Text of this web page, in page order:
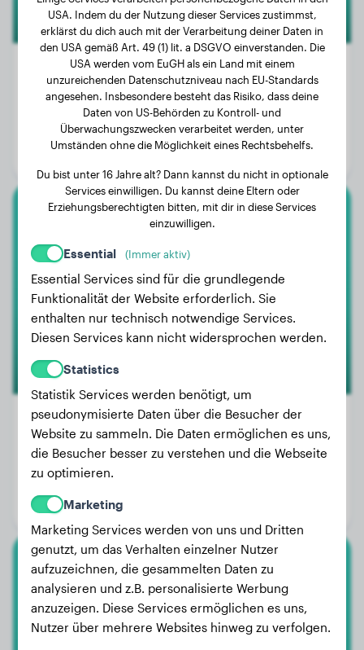
Gewicht:
Alter:
1 Jahr, 8 Monate
Cavalier King Charles Spaniel
LOONA
Gewicht:
4 kg
Alter:
Geschlecht:
American Bully
Zamba
USA. Indem du der Nutzung dieser Services zustimmst,
erklärst du dich auch mit der Verarbeitung deiner Daten in
den USA gemäß Art. 49 (1) lit. a DSGVO einverstanden. Die
USA werden vom EuGH als ein Land mit einem
unzureichenden Datenschutzniveau nach EU-Standards
angesehen. Insbesondere besteht das Risiko, dass deine
Daten von US-Behörden zu Kontroll- und
Überwachungszwecken verarbeitet werden, unter
Umständen ohne die Möglichkeit eines Rechtsbehelfs.
Du bist unter 16 Jahre alt? Dann kannst du nicht in optionale
Services einwilligen. Du kannst deine Eltern oder
Erziehungsberechtigten bitten, mit dir in diese Services
einzuwilligen.
Essential (Immer aktiv)
Essential Services sind für die grundlegende
Funktionalität der Website erforderlich. Sie
enthalten nur technisch notwendige Services.
Diesen Services kann nicht widersprochen werden.
Statistics
Statistik Services werden benötigt, um
pseudonymisierte Daten über die Besucher der
Website zu sammeln. Die Daten ermöglichen es uns,
die Besucher besser zu verstehen und die Webseite
zu optimieren.
Marketing
Marketing Services werden von uns und Dritten
genutzt, um das Verhalten einzelner Nutzer
aufzuzeichnen, die gesammelten Daten zu
analysieren und z.B. personalisierte Werbung
anzuzeigen. Diese Services ermöglichen es uns,
Nutzer über mehrere Websites hinweg zu verfolgen.